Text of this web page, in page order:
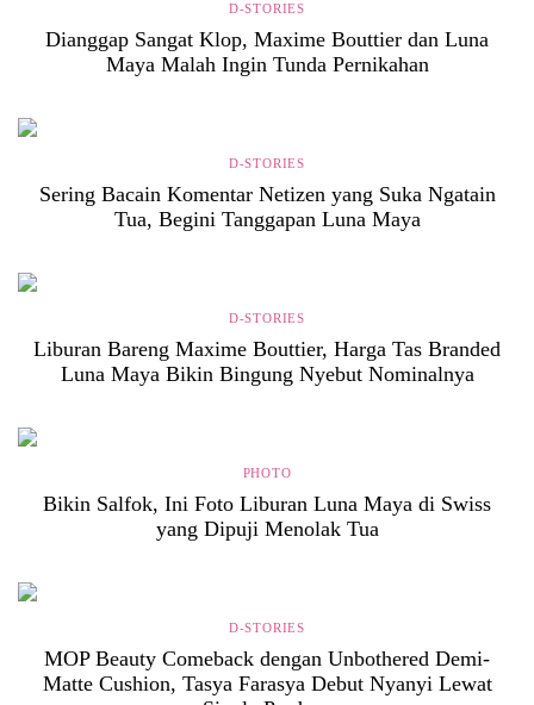
D-STORIES
Dianggap Sangat Klop, Maxime Bouttier dan Luna
Maya Malah Ingin Tunda Pernikahan
D-STORIES
Sering Bacain Komentar Netizen yang Suka Ngatain
Tua, Begini Tanggapan Luna Maya
D-STORIES
Liburan Bareng Maxime Bouttier, Harga Tas Branded
Luna Maya Bikin Bingung Nyebut Nominalnya
PHOTO
Bikin Salfok, Ini Foto Liburan Luna Maya di Swiss
yang Dipuji Menolak Tua
D-STORIES
MOP Beauty Comeback dengan Unbothered Demi-
Matte Cushion, Tasya Farasya Debut Nyanyi Lewat